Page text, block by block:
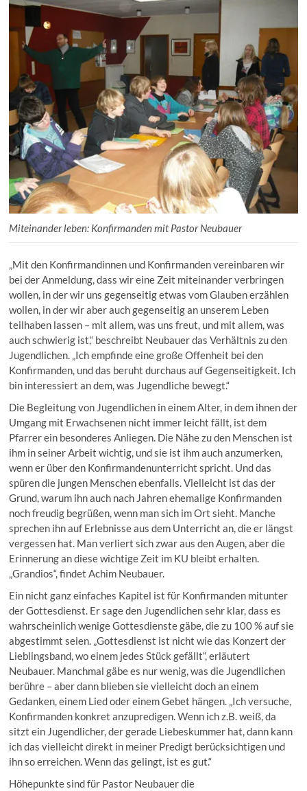
Miteinander leben: Konfirmanden mit Pastor Neubauer
„Mit den Konfirmandinnen und Konfirmanden vereinbaren wir
bei der Anmeldung, dass wir eine Zeit miteinander verbringen
wollen, in der wir uns gegenseitig etwas vom Glauben erzählen
wollen, in der wir aber auch gegenseitig an unserem Leben
teilhaben lassen – mit allem, was uns freut, und mit allem, was
auch schwierig ist,“ beschreibt Neubauer das Verhältnis zu den
Jugendlichen. „Ich empfinde eine große Offenheit bei den
Konfirmanden, und das beruht durchaus auf Gegenseitigkeit. Ich
bin interessiert an dem, was Jugendliche bewegt.“
Die Begleitung von Jugendlichen in einem Alter, in dem ihnen der
Umgang mit Erwachsenen nicht immer leicht fällt, ist dem
Pfarrer ein besonderes Anliegen. Die Nähe zu den Menschen ist
ihm in seiner Arbeit wichtig, und sie ist ihm auch anzumerken,
wenn er über den Konfirmandenunterricht spricht. Und das
spüren die jungen Menschen ebenfalls. Vielleicht ist das der
Grund, warum ihn auch nach Jahren ehemalige Konfirmanden
noch freudig begrüßen, wenn man sich im Ort sieht. Manche
sprechen ihn auf Erlebnisse aus dem Unterricht an, die er längst
vergessen hat. Man verliert sich zwar aus den Augen, aber die
Erinnerung an diese wichtige Zeit im KU bleibt erhalten.
„Grandios“, findet Achim Neubauer.
Ein nicht ganz einfaches Kapitel ist für Konfirmanden mitunter
der Gottesdienst. Er sage den Jugendlichen sehr klar, dass es
wahrscheinlich wenige Gottesdienste gäbe, die zu 100 % auf sie
abgestimmt seien. „Gottesdienst ist nicht wie das Konzert der
Lieblingsband, wo einem jedes Stück gefällt“, erläutert
Neubauer. Manchmal gäbe es nur wenig, was die Jugendlichen
berühre – aber dann blieben sie vielleicht doch an einem
Gedanken, einem Lied oder einem Gebet hängen. „Ich versuche,
Konfirmanden konkret anzupredigen. Wenn ich z.B. weiß, da
sitzt ein Jugendlicher, der gerade Liebeskummer hat, dann kann
ich das vielleicht direkt in meiner Predigt berücksichtigen und
ihn so erreichen. Wenn das gelingt, ist es gut.“
Höhepunkte sind für Pastor Neubauer die